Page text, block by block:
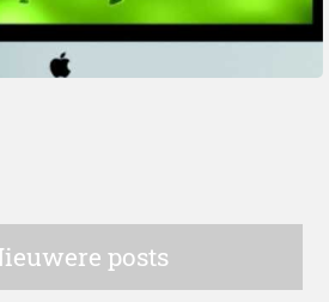
posts